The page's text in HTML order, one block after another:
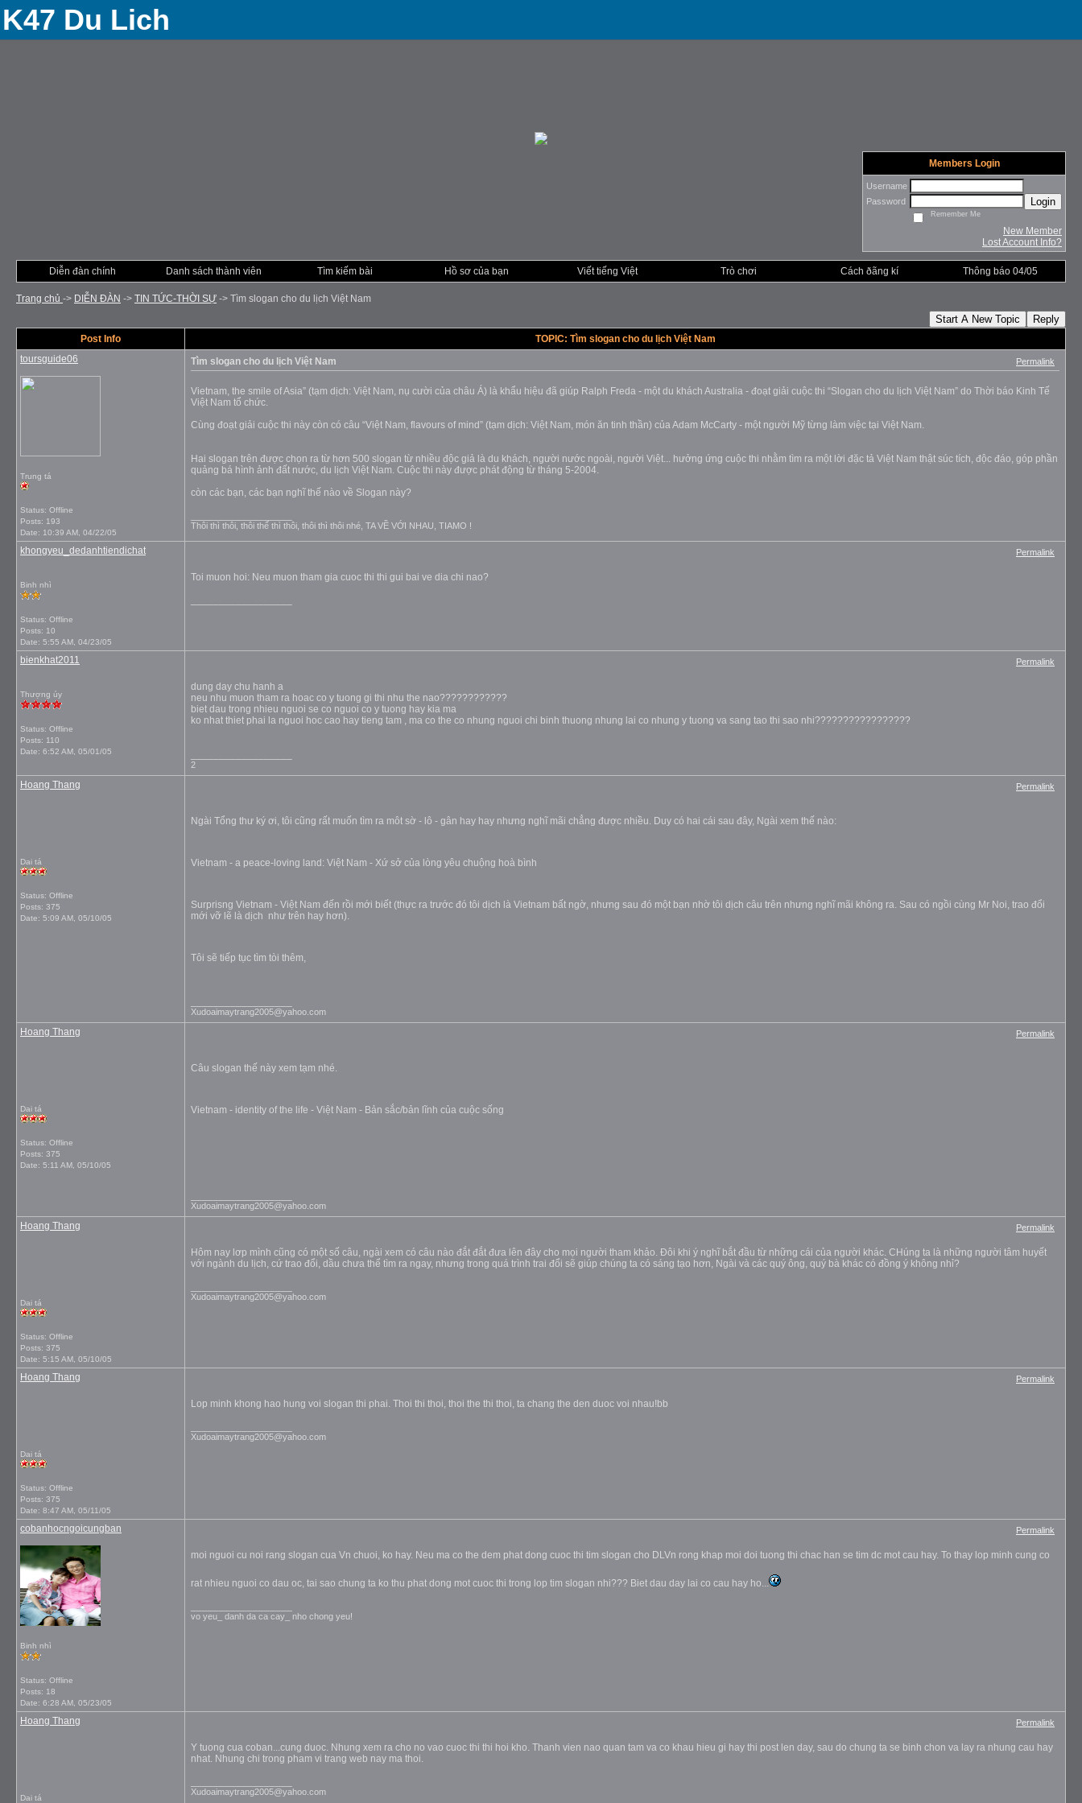
K47 Du Lich
Members Login
Username
Password
Login
Remember Me
New Member
Lost Account Info?
Diễn đàn chính Danh sách thành viên Tìm kiếm bài Hồ sơ của bạn Viết tiếng Việt Trò chơi Cách ðãng kí Thông báo 04/05
Trang chủ -> DIỄN ÐÀN -> TIN TỨC-THỜI SỰ -> Tìm slogan cho du lịch Việt Nam
Start A New Topic Reply
Post Info
TOPIC: Tìm slogan cho du lịch Việt Nam
toursguide06
Trung tá
Status: Offline
Posts: 193
Date: 10:39 AM, 04/22/05
Tìm slogan cho du lịch Việt Nam Permalink
Vietnam, the smile of Asia” (tạm dịch: Việt Nam, nụ cười của châu Á) là khẩu hiệu đã giúp Ralph Freda - một du khách Australia - đoạt giải cuộc thi “Slogan cho du lịch Việt Nam” do Thời báo Kinh Tế
Việt Nam tổ chức.
Cùng đoạt giải cuộc thi này còn có câu “Việt Nam, flavours of mind” (tạm dịch: Việt Nam, món ăn tinh thần) của Adam McCarty - một người Mỹ từng làm việc tại Việt Nam.
Hai slogan trên được chọn ra từ hơn 500 slogan từ nhiều độc giả là du khách, người nước ngoài, người Việt... hưởng ứng cuộc thi nhằm tìm ra một lời đặc tả Việt Nam thật súc tích, độc đáo, góp phần
quảng bá hình ảnh đất nước, du lịch Việt Nam. Cuộc thi này được phát động từ tháng 5-2004.
còn các bạn, các bạn nghĩ thế nào về Slogan này?
Thôi thì thôi, thôi thế thì thôi, thôi thì thôi nhé, TA VỀ VỚI NHAU, TIAMO !
khongyeu_dedanhtiendichat
Binh nhì
Status: Offline
Posts: 10
Date: 5:55 AM, 04/23/05
Permalink
Toi muon hoi: Neu muon tham gia cuoc thi thi gui bai ve dia chi nao?
bienkhat2011
Thượng úy
Status: Offline
Posts: 110
Date: 6:52 AM, 05/01/05
Permalink
dung day chu hanh a
neu nhu muon tham ra hoac co y tuong gi thi nhu the nao????????????
biet dau trong nhieu nguoi se co nguoi co y tuong hay kia ma
ko nhat thiet phai la nguoi hoc cao hay tieng tam , ma co the co nhung nguoi chi binh thuong nhung lai co nhung y tuong va sang tao thi sao nhi?????????????????
2
Hoang Thang
Dai tá
Status: Offline
Posts: 375
Date: 5:09 AM, 05/10/05
Permalink
Ngài Tổng thư ký ơi, tôi cũng rất muốn tìm ra môt sờ - lô - gân hay hay nhưng nghĩ mãi chẳng được nhiều. Duy có hai cái sau đây, Ngài xem thế nào:
Vietnam - a peace-loving land: Việt Nam - Xứ sở của lòng yêu chuộng hoà bình
Surprisng Vietnam - Việt Nam đến rồi mới biết (thực ra trước đó tôi dịch là Vietnam bất ngờ, nhưng sau đó một bạn nhờ tôi dịch câu trên nhưng nghĩ mãi không ra. Sau có ngồi cùng Mr Noi, trao đổi
mới vỡ lẽ là dịch như trên hay hơn).
Tôi sẽ tiếp tục tìm tòi thêm,
Xudoaimaytrang2005@yahoo.com
Hoang Thang
Dai tá
Status: Offline
Posts: 375
Date: 5:11 AM, 05/10/05
Permalink
Câu slogan thế này xem tạm nhé.
Vietnam - identity of the life - Việt Nam - Bản sắc/bản lĩnh của cuộc sống
Xudoaimaytrang2005@yahoo.com
Hoang Thang
Dai tá
Status: Offline
Posts: 375
Date: 5:15 AM, 05/10/05
Permalink
Hôm nay lơp mình cũng có một số câu, ngài xem có câu nào đắt đắt đưa lên đây cho mọi người tham khảo. Đôi khi ý nghĩ bắt đầu từ những cái của người khác. CHúng ta là những người tâm huyết
với ngành du lịch, cứ trao đổi, dầu chưa thể tìm ra ngay, nhưng trong quá trình trai đổi sẽ giúp chúng ta có sáng tạo hơn, Ngài và các quý ông, quý bà khác có đồng ý không nhỉ?
Xudoaimaytrang2005@yahoo.com
Hoang Thang
Dai tá
Status: Offline
Posts: 375
Date: 8:47 AM, 05/11/05
Permalink
Lop minh khong hao hung voi slogan thi phai. Thoi thi thoi, thoi the thi thoi, ta chang the den duoc voi nhau!bb
Xudoaimaytrang2005@yahoo.com
cobanhocngoicungban
Binh nhì
Status: Offline
Posts: 18
Date: 6:28 AM, 05/23/05
Permalink
moi nguoi cu noi rang slogan cua Vn chuoi, ko hay. Neu ma co the dem phat dong cuoc thi tim slogan cho DLVn rong khap moi doi tuong thi chac han se tim dc mot cau hay. To thay lop minh cung co
rat nhieu nguoi co dau oc, tai sao chung ta ko thu phat dong mot cuoc thi trong lop tim slogan nhi??? Biet dau day lai co cau hay ho...
vo yeu_ danh da ca cay_ nho chong yeu!
Hoang Thang
Dai tá
Permalink
Y tuong cua coban...cung duoc. Nhung xem ra cho no vao cuoc thi thi hoi kho. Thanh vien nao quan tam va co khau hieu gi hay thi post len day, sau do chung ta se binh chon va lay ra nhung cau hay
nhat. Nhung chi trong pham vi trang web nay ma thoi.
Xudoaimaytrang2005@yahoo.com